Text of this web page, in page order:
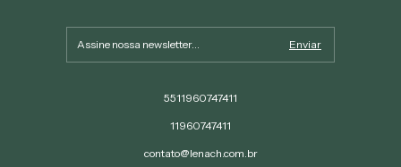
5511960747411
11960747411
contato@lenach.com.br